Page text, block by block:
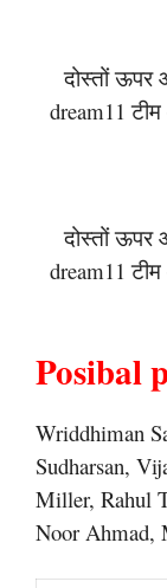
दोस्तों
dream11
दोस्तों
dream11
Posibal
Wriddhiman
Sudharsan,
Miller, Rahul
Noor Ahmad,